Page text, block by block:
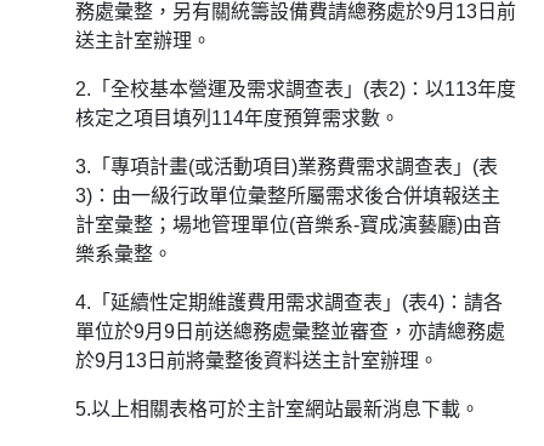
務處彙整，另有關統籌設備費請總務處於9月 13日前
送主計室辦理。
2.「全校基本營運及需求調查表」(表2)：以113年度
核定之項目填列114年度預算需求數。
3.「專項計畫(或活動項目)業務費需求調查表」(表
3)： 由一級行政單位彙整所屬需求後合併填報送主
計室彙整；場地管理單位(音樂系-寶成演藝廳)由音
樂系彙整。
4.「延續性定期維護費用需求調查表」(表4)：請各
單位於9月9日前送總務處彙整並審查，亦請總務處
於9月13日前將彙整後資料送主計室辦理。
5.以上相關表格可於主計室網站最新消息下載。